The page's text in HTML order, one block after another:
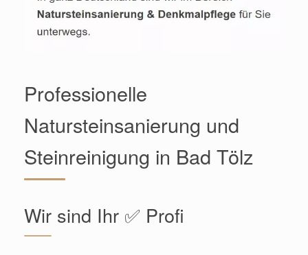
Professionelle
Natursteinsanierung und
Steinreinigung in Bad Tölz
Wir sind Ihr ✅ Profi